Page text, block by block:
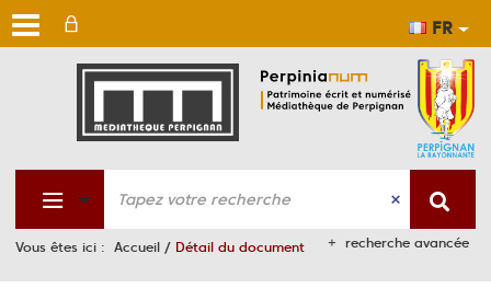
FR
Aller
au
Aller
au
Aller
à
la
recherche avancée
Vous êtes ici : Accueil / Détail du document